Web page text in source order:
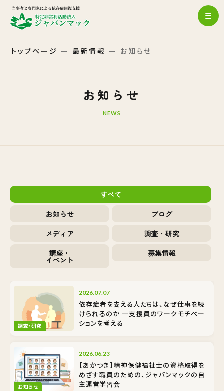
トップページ 最新情報 お知らせ
お知らせ
NEWS
すべて
お知らせ
ブログ
メディア
調査・研究
講座・
イベント
募集情報
調査・研究
2026.07.07
依存症者を支える人たちは、なぜ仕事を続
けられるのか ―支援員のワークモチベー
ションを考える
お知らせ
2026.06.23
【あかつき】精神保健福祉士の資格取得を
めざす職員のための、ジャパンマックの自
主運営学習会